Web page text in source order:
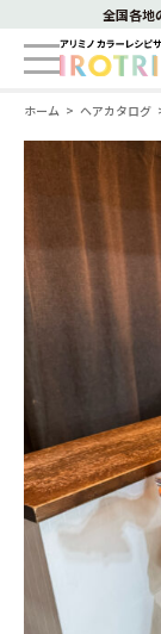
全国各地
ホーム ヘアカタログ